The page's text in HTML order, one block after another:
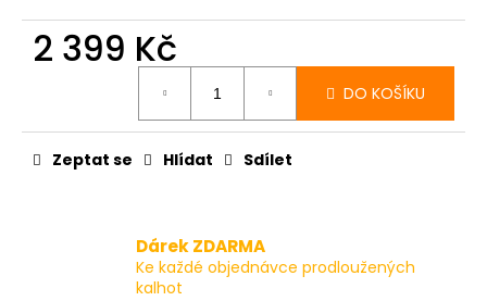
2 399 Kč
DO KOŠÍKU
Zeptat se Hlídat Sdílet
Dárek ZDARMA
Ke každé objednávce prodloužených
kalhot
399
Kč